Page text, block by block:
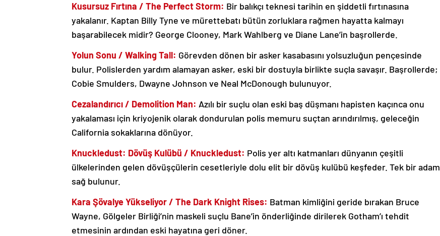
Kusursuz Fırtına / The Perfect Storm: Bir balıkçı teknesi tarihin en şiddetli fırtınasına
yakalanır. Kaptan Billy Tyne ve mürettebatı bütün zorluklara rağmen hayatta kalmayı
başarabilecek midir? George Clooney, Mark Wahlberg ve Diane Lane’in başrollerde.
Yolun Sonu / Walking Tall: Görevden dönen bir asker kasabasını yolsuzluğun pençesinde
bulur. Polislerden yardım alamayan asker, eski bir dostuyla birlikte suçla savaşır. Başrollerde;
Cobie Smulders, Dwayne Johnson ve Neal McDonough bulunuyor.
Cezalandırıcı / Demolition Man: Azılı bir suçlu olan eski baş düşmanı hapisten kaçınca onu
yakalaması için kriyojenik olarak dondurulan polis memuru suçtan arındırılmış, geleceğin
California sokaklarına dönüyor.
Knuckledust: Dövüş Kulübü / Knuckledust: Polis yer altı katmanları dünyanın çeşitli
ülkelerinden gelen dövüşçülerin cesetleriyle dolu elit bir dövüş kulübü keşfeder. Tek bir adam
sağ bulunur.
Kara Şövalye Yükseliyor / The Dark Knight Rises: Batman kimliğini geride bırakan Bruce
Wayne, Gölgeler Birliği’nin maskeli suçlu Bane’in önderliğinde dirilerek Gotham’ı tehdit
etmesinin ardından eski hayatına geri döner.